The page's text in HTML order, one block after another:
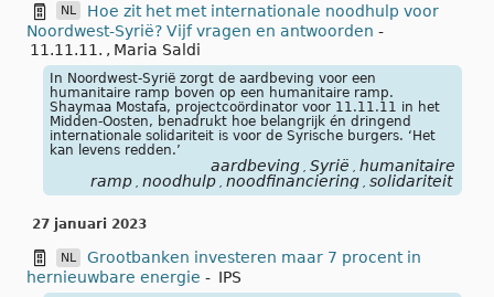
NL
Hoe zit het met internationale noodhulp voor
Noordwest-Syrië? Vijf vragen en antwoorden -
11.11.11. , Maria Saldi
In Noordwest-Syrië zorgt de aardbeving voor een
humanitaire ramp boven op een humanitaire ramp.
Shaymaa Mostafa, projectcoördinator voor 11.11.11 in het
Midden-Oosten, benadrukt hoe belangrijk én dringend
internationale solidariteit is voor de Syrische burgers. ‘Het
kan levens redden.’
aardbeving Syrië
humanitaire
ramp noodhulp noodfinanciering solidariteit
27 januari 2023
NL
Grootbanken investeren maar 7 procent in
hernieuwbare energie - IPS